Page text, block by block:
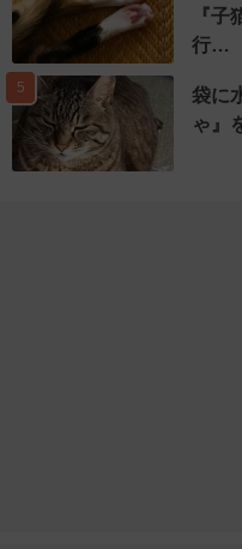
『
行…
5
袋に
ゃ』